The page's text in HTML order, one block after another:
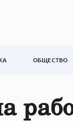
ОБЩЕСТВО